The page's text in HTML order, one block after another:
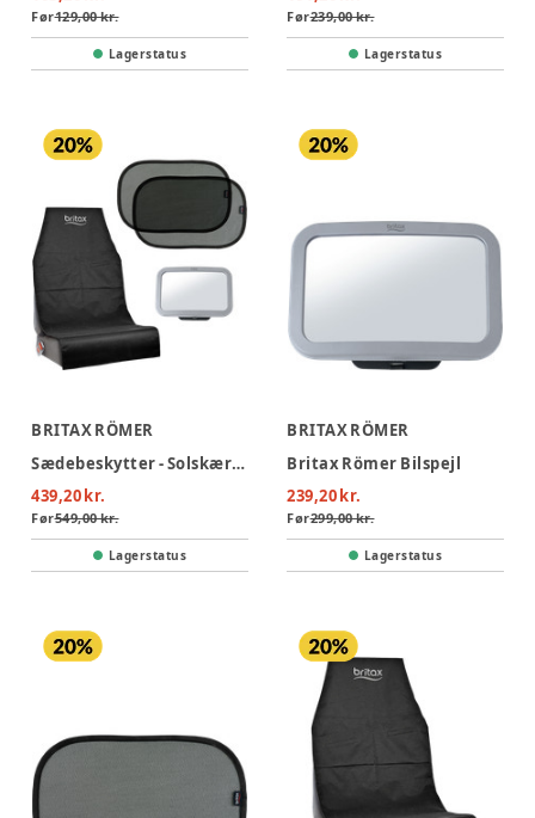
Før129,00 kr.
Lagerstatus
Før239,00 kr.
Lagerstatus
BRITAX RÖMER
Sædebeskytter - Solskærm - Babyspejl pakke
439,20 kr.
Før549,00 kr.
Lagerstatus
BRITAX RÖMER
Britax Römer Bilspejl
239,20 kr.
Før299,00 kr.
Lagerstatus